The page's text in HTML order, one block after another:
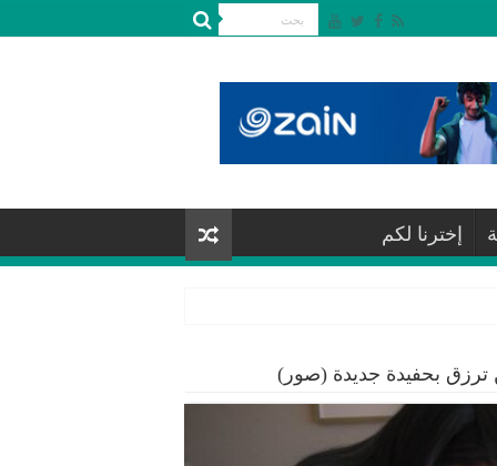
إخترنا لكم
ترزق بحفيدة جديدة (صور)